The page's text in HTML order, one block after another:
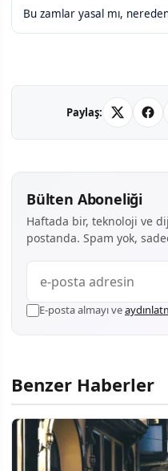
Bu zamlar yasal mı,
Paylaş:
Bülten Aboneliği
Haftada bir, teknoloji ve
postanda. Spam yok,
E-posta almayı ve
Benzer Haberler